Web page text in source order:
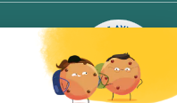
2780 AVIS
9.7/10